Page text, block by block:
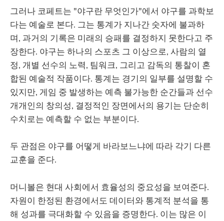
그러나 코페트는 "야구란 무엇인가"에서 야구를 과학보
다는 예술로 본다. 그는 통계가 지나간 숫자에 불과하
며, 과거의 기록은 미래의 승패를 결정하지 못한다고 주
장한다. 야구는 하나의 스포츠 그 이상으로, 사람의 열
정, 개별 선수의 노력, 팀워크, 그리고 감독의 통찰이 혼
합된 예술적 작품이다. 통계는 경기의 일부를 설명할 수
있지만, 게임 중 발생하는 예측 불가능한 순간들과 선수
개개인의 창의성, 결정적인 장면에서의 용기는 단순히
수치로는 예측할 수 없는 부분이다.
두 관점은 야구를 어떻게 바라보느냐에 따라 각기 다른
교훈을 준다.
머니볼은 현대 사회에서 효율성의 중요성을 보여준다.
자원이 한정된 환경에서도 데이터와 통계적 분석을 통
해 성과를 극대화할 수 있음을 증명한다. 이는 많은 이